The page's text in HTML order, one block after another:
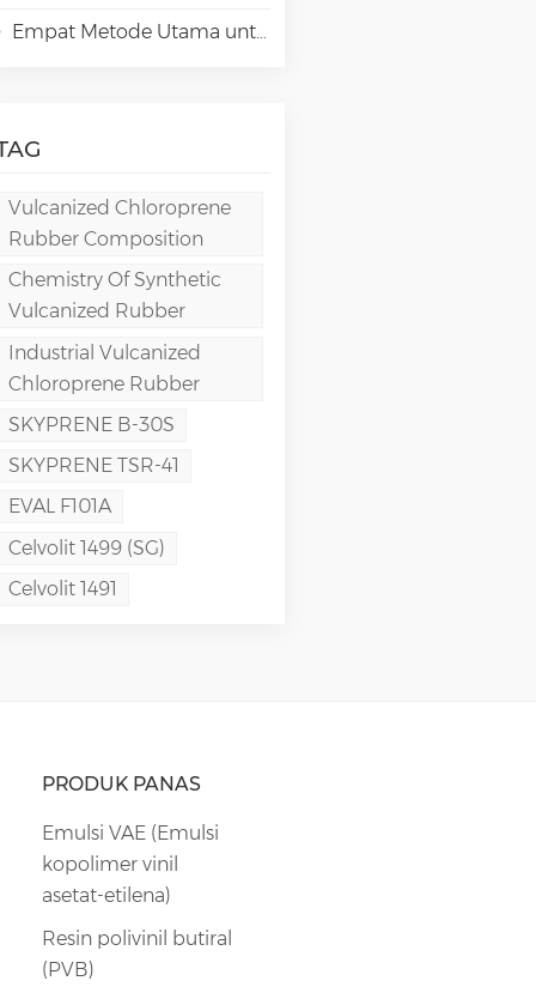
Empat Metode Utama untuk Pembuatan Film PVA
Vulcanized Chloroprene
Rubber Composition
Chemistry Of Synthetic
Vulcanized Rubber
Industrial Vulcanized
Chloroprene Rubber
SKYPRENE B-30S
SKYPRENE TSR-41
EVAL F101A
Celvolit 1499 (SG)
Celvolit 1491
PRODUK PANAS
Emulsi VAE (Emulsi
kopolimer vinil
asetat-etilena)
Resin polivinil butiral
(PVB)